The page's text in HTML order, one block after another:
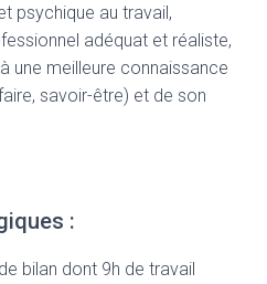
psychique au travail,
adéquat et réaliste,
une meilleure connaissance
savoir-être) et de son
:
bilan dont 9h de travail